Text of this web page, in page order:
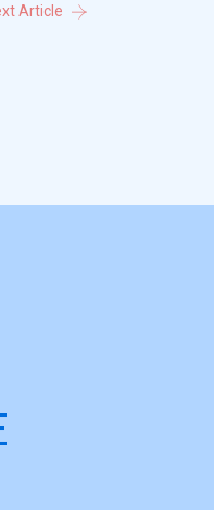
Article